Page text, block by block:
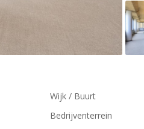
Wijk / Buurt
Bedrijventerrein